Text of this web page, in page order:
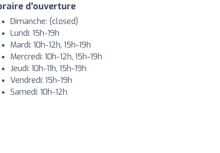
d'ouverture
Dimanche: (closed)
Lundi: 15h-19h
Mardi: 10h-12h, 15h-19h
Mercredi: 10h-12h, 15h-19h
Jeudi: 10h-11h, 15h-19h
Vendredi: 15h-19h
Samedi: 10h-12h